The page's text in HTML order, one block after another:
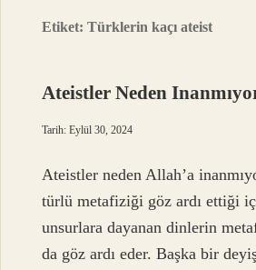
Etiket:Türklerin kaçı ateist
Ateistler Neden
Tarih: Eylül 30, 2024
Ateistler neden Allah’a
türlü metafiziği göz ardı ettiği
unsurlara dayanan dinlerin
da göz ardı eder. Başka bir